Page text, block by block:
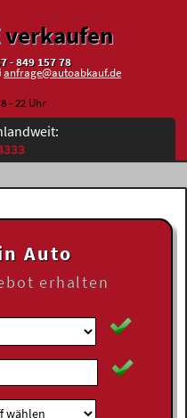
verkaufen
- 849 157 78
anfrage@autoabkauf.de
- 22 Uhr
Auto
erhalten